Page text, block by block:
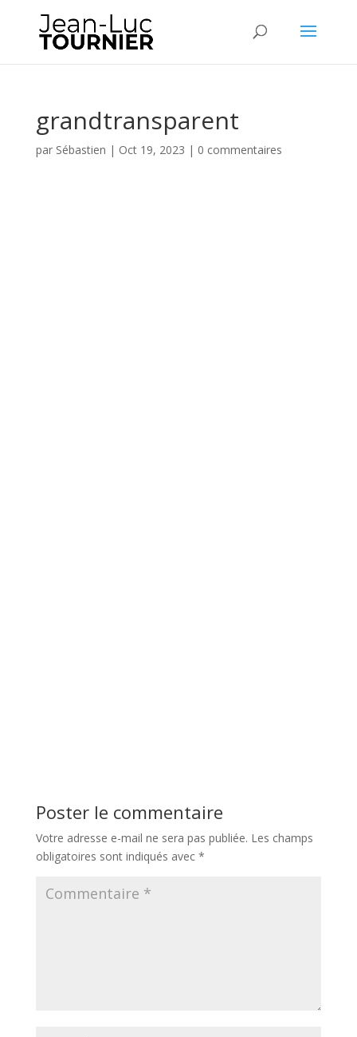
grandtransparent
par Sébastien | Oct 19, 2023 | 0 commentaires
Poster le commentaire
Votre adresse e-mail ne sera pas publiée. Les champs
obligatoires sont indiqués avec *